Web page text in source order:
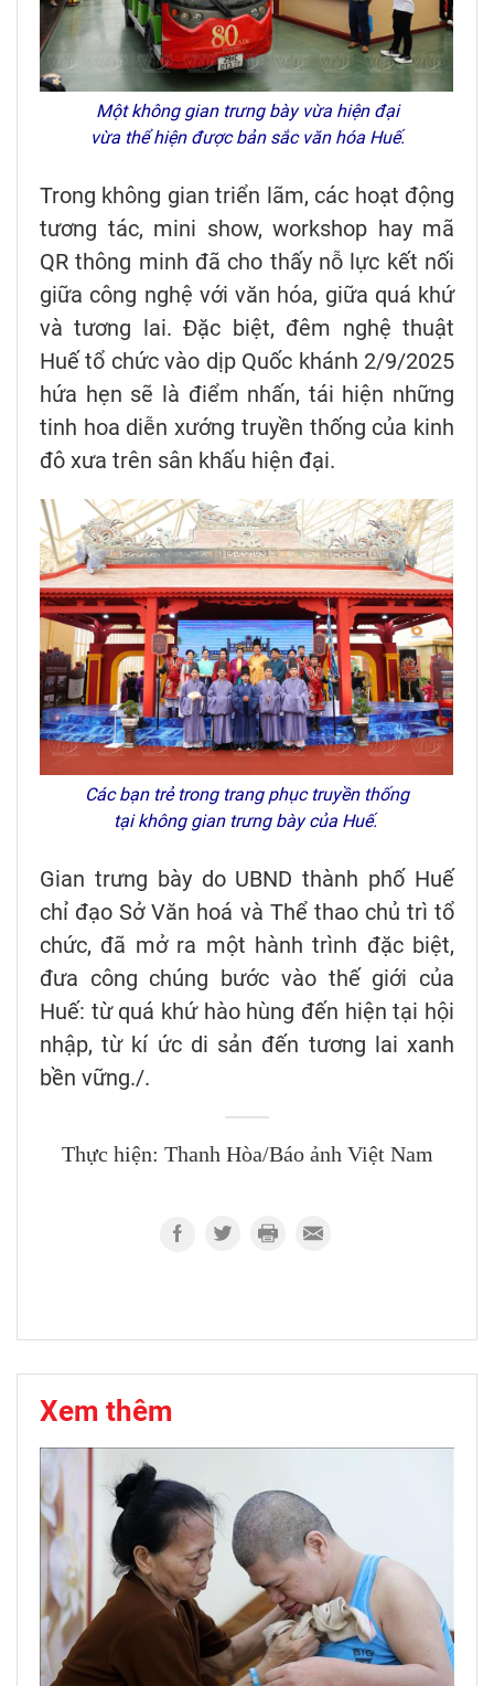
Một không gian trưng bày vừa hiện đại
vừa thể hiện được bản sắc văn hóa Huế.
Trong không gian triển lãm, các hoạt động
tương tác, mini show, workshop hay mã
QR thông minh đã cho thấy nỗ lực kết nối
giữa công nghệ với văn hóa, giữa quá khứ
và tương lai. Đặc biệt, đêm nghệ thuật
Huế tổ chức vào dịp Quốc khánh 2/9/2025
hứa hẹn sẽ là điểm nhấn, tái hiện những
tinh hoa diễn xướng truyền thống của kinh
đô xưa trên sân khấu hiện đại.
Các bạn trẻ trong trang phục truyền thống
tại không gian trưng bày của Huế.
Gian trưng bày do UBND thành phố Huế
chỉ đạo Sở Văn hoá và Thể thao chủ trì tổ
chức, đã mở ra một hành trình đặc biệt,
đưa công chúng bước vào thế giới của
Huế: từ quá khứ hào hùng đến hiện tại hội
nhập, từ kí ức di sản đến tương lai xanh
bền vững./.
Thực hiện: Thanh Hòa/Báo ảnh Việt Nam
Xem thêm